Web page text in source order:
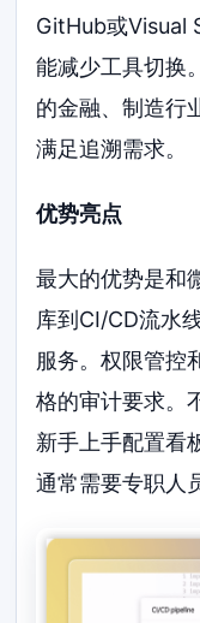
GitHub或Visual
能减少工具切换
的金融、制造行
满足追溯需求。
优势亮点
最大的优势是和
库到CI/CD流水
服务。权限管控
格的审计要求。
新手上手配置看
通常需要专职人